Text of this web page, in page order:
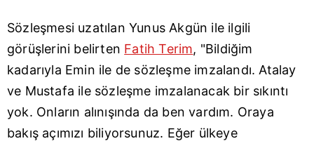
Sözleşmesi uzatılan Yunus Akgün ile ilgili
görüşlerini belirten Fatih Terim, "Bildiğim
kadarıyla Emin ile de sözleşme imzalandı. Atalay
ve Mustafa ile sözleşme imzalanacak bir sıkıntı
yok. Onların alınışında da ben vardım. Oraya
bakış açımızı biliyorsunuz. Eğer ülkeye